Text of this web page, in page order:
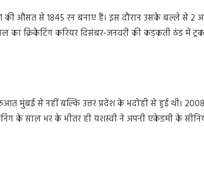
की औसत से 1845 रन बनाए हैं। इस दौरान उसके बल्ले से 2
क्रिकेटिंग करियर दिसंबर-जनवरी की कड़कती ठंड में
मुंबई से नहीं बल्कि उत्तर प्रदेश के भदोही से हुई थी।
के साल भर के भीतर ही यशस्वी ने अपनी एकेडमी के